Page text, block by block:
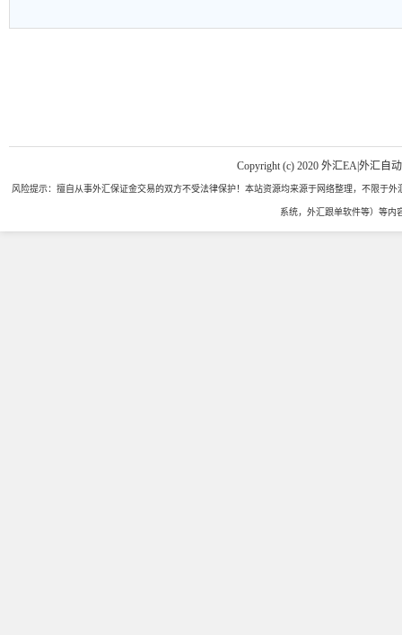
Copyright (c) 2020 外汇EA|外汇自
风险提示：擅自从事外汇保证金交易的双方不受法律保护！本站资源均来源于网络整理，不限于
系统，外汇跟单软件等）等内